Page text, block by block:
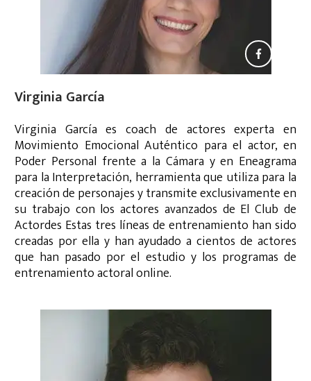
Virginia García
Virginia García es coach de actores experta en
Movimiento Emocional Auténtico para el actor, en
Poder Personal frente a la Cámara y en Eneagrama
para la Interpretación, herramienta que utiliza para la
creación de personajes y transmite exclusivamente en
su trabajo con los actores avanzados de El Club de
Actordes Estas tres líneas de entrenamiento han sido
creadas por ella y han ayudado a cientos de actores
que han pasado por el estudio y los programas de
entrenamiento actoral online.